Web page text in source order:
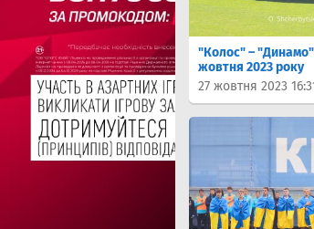
"Колос" – "Динамо"
жовтня 2023 року
27 жовтня 2023